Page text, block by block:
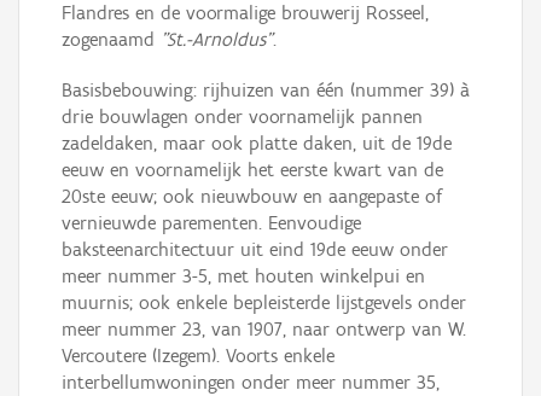
Flandres en de voormalige brouwerij Rosseel,
zogenaamd "St.-Arnoldus".
Basisbebouwing: rijhuizen van één (nummer 39) à
drie bouwlagen onder voornamelijk pannen
zadeldaken, maar ook platte daken, uit de 19de
eeuw en voornamelijk het eerste kwart van de
20ste eeuw; ook nieuwbouw en aangepaste of
vernieuwde parementen. Eenvoudige
baksteenarchitectuur uit eind 19de eeuw onder
meer nummer 3-5, met houten winkelpui en
muurnis; ook enkele bepleisterde lijstgevels onder
meer nummer 23, van 1907, naar ontwerp van W.
Vercoutere (Izegem). Voorts enkele
interbellumwoningen onder meer nummer 35,